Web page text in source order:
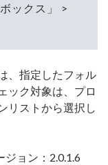
ックス」 >
、指定したフォル
ック対象は、プロ
リストから選択し
ョン：2.0.1.6